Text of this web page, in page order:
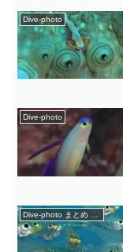
Dive-photo
Dive-photo